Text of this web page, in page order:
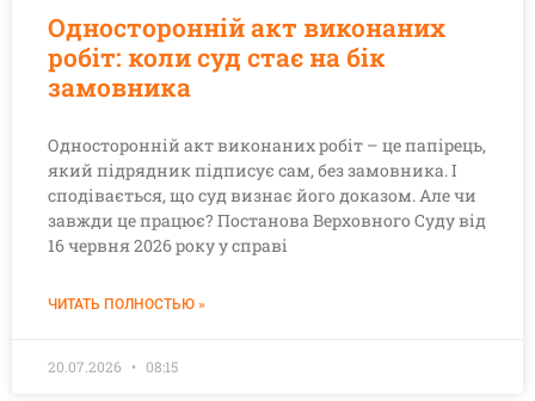
Односторонній акт виконаних
робіт: коли суд стає на бік
замовника
Односторонній акт виконаних робіт – це папірець,
який підрядник підписує сам, без замовника. І
сподівається, що суд визнає його доказом. Але чи
завжди це працює? Постанова Верховного Суду від
16 червня 2026 року у справі
ЧИТАТЬ ПОЛНОСТЬЮ »
20.07.2026 08:15